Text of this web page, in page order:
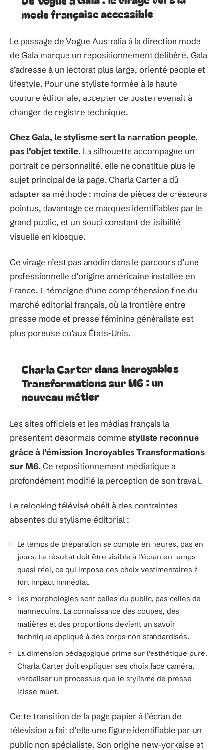
mode française accessible
Le passage de Vogue Australia à la direction mode
de Gala marque un repositionnement délibéré. Gala
s’adresse à un lectorat plus large, orienté people et
lifestyle. Pour une styliste formée à la haute
couture éditoriale, accepter ce poste revenait à
changer de registre technique.
Chez Gala, le stylisme sert la narration people,
pas l’objet textile. La silhouette accompagne un
portrait de personnalité, elle ne constitue plus le
sujet principal de la page. Charla Carter a dû
adapter sa méthode : moins de pièces de créateurs
pointus, davantage de marques identifiables par le
grand public, et un souci constant de lisibilité
visuelle en kiosque.
Ce virage n’est pas anodin dans le parcours d’une
professionnelle d’origine américaine installée en
France. Il témoigne d’une compréhension fine du
marché éditorial français, où la frontière entre
presse mode et presse féminine généraliste est
plus poreuse qu’aux États-Unis.
Charla Carter dans Incroyables
Transformations sur M6 : un
nouveau métier
Les sites officiels et les médias français la
présentent désormais comme styliste reconnue
grâce à l’émission Incroyables Transformations
sur M6. Ce repositionnement médiatique a
profondément modifié la perception de son travail.
Le relooking télévisé obéit à des contraintes
absentes du stylisme éditorial :
Le temps de préparation se compte en heures, pas en
jours. Le résultat doit être visible à l’écran en temps
quasi réel, ce qui impose des choix vestimentaires à
fort impact immédiat.
Les morphologies sont celles du public, pas celles de
mannequins. La connaissance des coupes, des
matières et des proportions devient un savoir
technique appliqué à des corps non standardisés.
La dimension pédagogique prime sur l’esthétique pure.
Charla Carter doit expliquer ses choix face caméra,
verbaliser un processus que le stylisme de presse
laisse muet.
Cette transition de la page papier à l’écran de
télévision a fait d’elle une figure identifiable par un
public non spécialiste. Son origine new-yorkaise et